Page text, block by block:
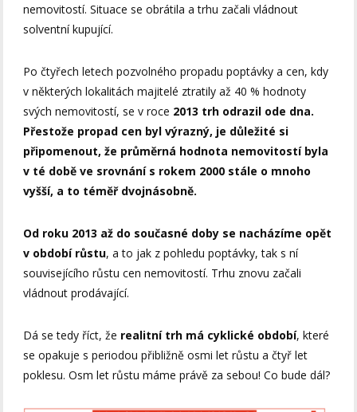
nemovitostí. Situace se obrátila a trhu začali vládnout
solventní kupující.
Po čtyřech letech pozvolného propadu poptávky a cen, kdy
v některých lokalitách majitelé ztratily až 40 % hodnoty
svých nemovitostí, se v roce 2013 trh odrazil ode dna.
Přestože propad cen byl výrazný, je důležité si
připomenout, že průměrná hodnota nemovitostí byla
v té době ve srovnání s rokem 2000 stále o mnoho
vyšší, a to téměř dvojnásobně.
Od roku 2013 až do současné doby se nacházíme opět
v období růstu, a to jak z pohledu poptávky, tak s ní
souvisejícího růstu cen nemovitostí. Trhu znovu začali
vládnout prodávající.
Dá se tedy říct, že realitní trh má cyklické období, které
se opakuje s periodou přibližně osmi let růstu a čtyř let
poklesu. Osm let růstu máme právě za sebou! Co bude dál?